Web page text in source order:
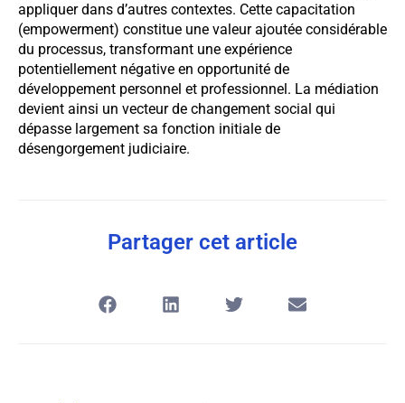
appliquer dans d’autres contextes. Cette capacitation
(empowerment) constitue une valeur ajoutée considérable
du processus, transformant une expérience
potentiellement négative en opportunité de
développement personnel et professionnel. La médiation
devient ainsi un vecteur de changement social qui
dépasse largement sa fonction initiale de
désengorgement judiciaire.
Partager cet article